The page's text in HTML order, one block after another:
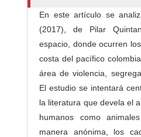
e
En este artículo se
(2017), de Pilar
espacio, donde ocurren
costa del pacífico
área de violencia,
El estudio se intentará
la literatura que devela el
humanos como
manera anónima, los